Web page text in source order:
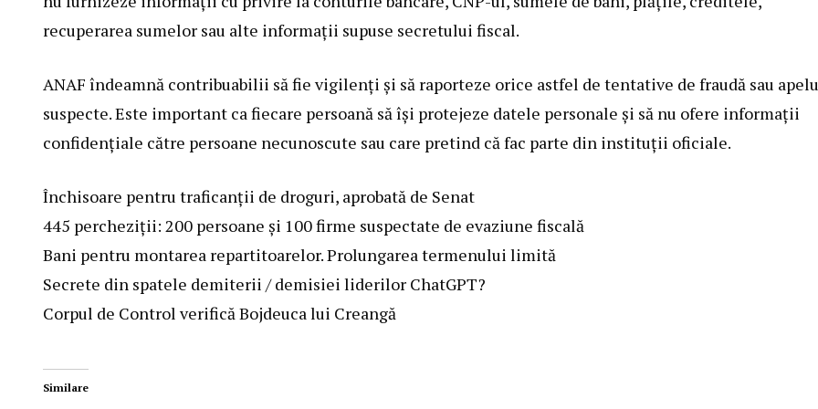
recuperarea sumelor sau alte informații supuse secretului fiscal.
ANAF îndeamnă contribuabilii să fie vigilenți și să raporteze orice astfel de tentative de fraudă sau
suspecte. Este important ca fiecare persoană să își protejeze datele personale și să nu ofere informații
confidențiale către persoane necunoscute sau care pretind că fac parte din instituții oficiale.
Închisoare pentru traficanții de droguri, aprobată de Senat
445 percheziții: 200 persoane și 100 firme suspectate de evaziune fiscală
Bani pentru montarea repartitoarelor. Prolungarea termenului limită
Secrete din spatele demiterii / demisiei liderilor ChatGPT?
Corpul de Control verifică Bojdeuca lui Creangă
Similare